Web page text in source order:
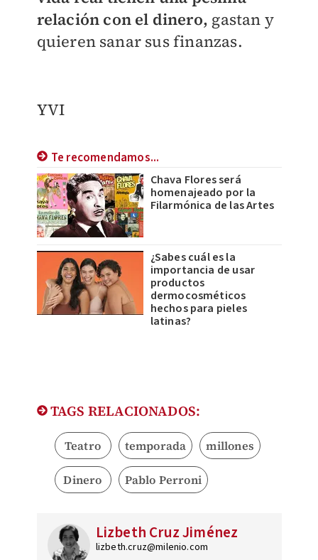
relación con el dinero, gastan y
quieren sanar sus finanzas.
YVI
Te recomendamos...
Chava Flores será
homenajeado por la
Filarmónica de las Artes
¿Sabes cuál es la
importancia de usar
productos
dermocosméticos
hechos para pieles
latinas?
TAGS RELACIONADOS:
Teatro temporada millones
Dinero Pablo Perroni
Lizbeth Cruz Jiménez
lizbeth.cruz@milenio.com